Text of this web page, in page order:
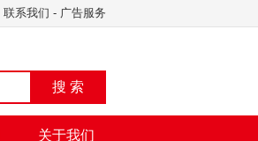
联系我们 - 广告服务
搜 索
关于我们